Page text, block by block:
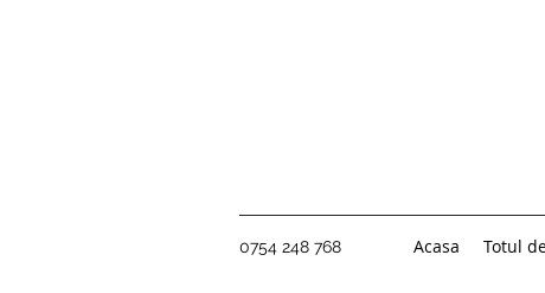
0754 248 768 Acasa Totul